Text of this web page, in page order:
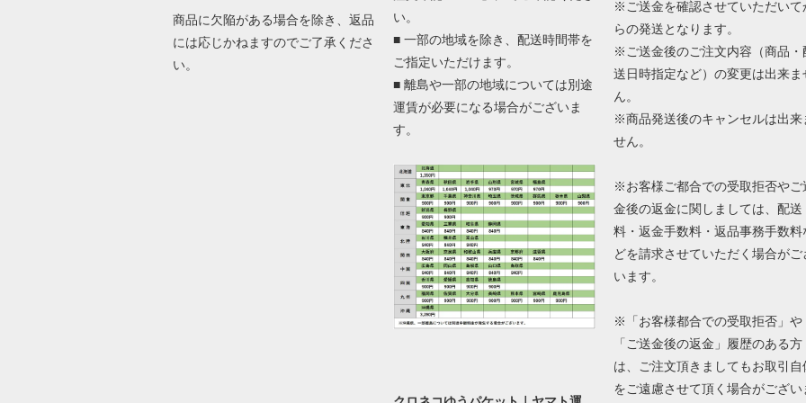
商品に欠陥がある場合を除き、返品
には応じかねますのでご了承くださ
い。
い。
■ 一部の地域を除き、配送時間帯を
ご指定いただけます。
■ 離島や一部の地域については別途
運賃が必要になる場合がございま
す。
※ご送金を確認させていただいて
らの発送となります。
※ご送金後のご注文内容（商品・
送日時指定など）の変更は出来ま
ん。
※商品発送後のキャンセルは出来
せん。
※お客様ご都合での受取拒否やご
金後の返金に関しましては、配送
料・返金手数料・返品事務手数料
どを請求させていただく場合がご
います。
※「お客様都合での受取拒否」や
「ご送金後の返金」履歴のある方
は、ご注文頂きましてもお取引自
をご遠慮させて頂く場合がござい